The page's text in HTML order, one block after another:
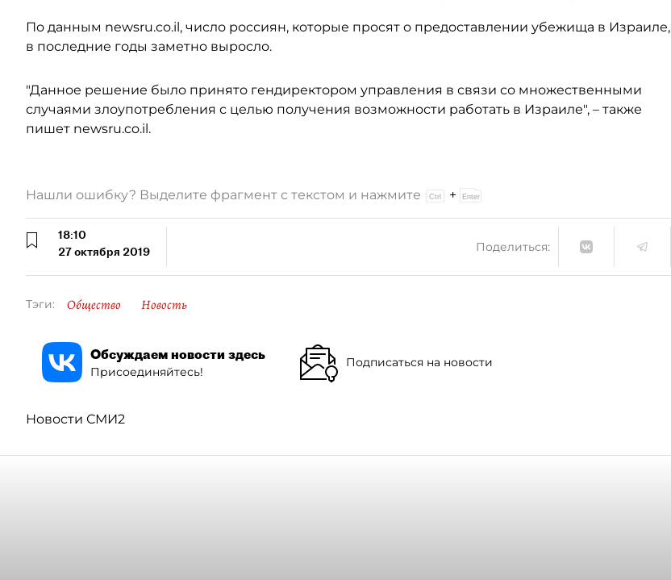
По данным newsru.co.il, число россиян, которые просят о предоставлении убежища в Израиле,
в последние годы заметно выросло.
"Данное решение было принято гендиректором управления в связи со множественными
случаями злоупотребления с целью получения возможности работать в Израиле", – также
пишет newsru.co.il.
Нашли ошибку? Выделите фрагмент с текстом и нажмите +
18:10
27 октября 2019
Поделиться:
Тэги: Общество Новость
Обсуждаем новости здесь
Присоединяйтесь!
Подписаться на новости
Новости СМИ2